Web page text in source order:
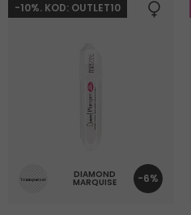
-10%. KOD: OUTLET10
-6%
DIAMOND
MARQUISE